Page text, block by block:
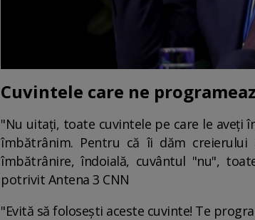
Cuvintele care ne
"Nu uitați, toate cuvintele pe care le aveți
îmbătrânim. Pentru că îi dăm
îmbătrânire, îndoială, cuvântul "nu",
potrivit Antena 3 CNN
"Evită să folosești aceste cuvinte! Te